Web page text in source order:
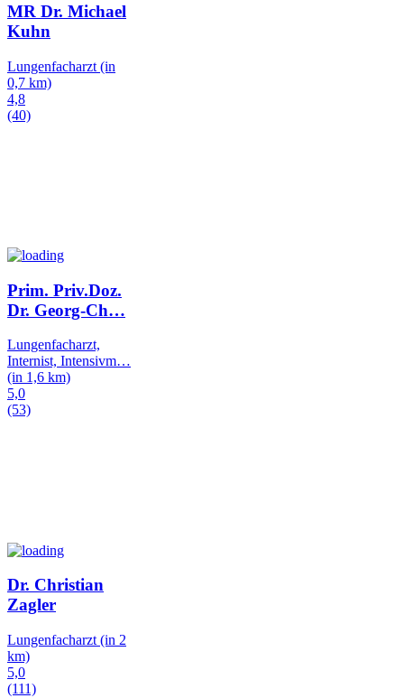
MR Dr. Michael
Kuhn
Lungenfacharzt (in
0,7 km)
4,8
(40)
Prim. Priv.Doz.
Dr. Georg-Ch…
Lungenfacharzt,
Internist, Intensivm…
(in 1,6 km)
5,0
(53)
Dr. Christian
Zagler
Lungenfacharzt (in 2
km)
5,0
(111)